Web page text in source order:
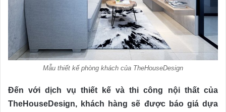
Mẫu thiết kế phòng khách của TheHouseDesign
Đến với dịch vụ thiết kế và thi công nội thất của
TheHouseDesign, khách hàng sẽ được báo giá dựa